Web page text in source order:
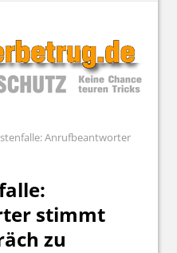
Anrufbeantworter
stimmt
zu